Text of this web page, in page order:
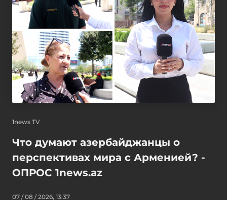
1news TV
Что думают азербайджанцы о
перспективах мира с Арменией? -
ОПРОС 1news.az
07 / 08 / 2026, 13:37